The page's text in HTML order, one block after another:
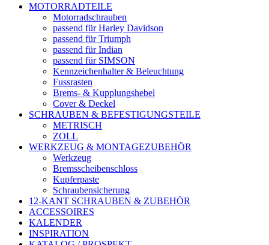
MOTORRADTEILE
Motorradschrauben
passend für Harley Davidson
passend für Triumph
passend für Indian
passend für SIMSON
Kennzeichenhalter & Beleuchtung
Fussrasten
Brems- & Kupplungshebel
Cover & Deckel
SCHRAUBEN & BEFESTIGUNGSTEILE
METRISCH
ZOLL
WERKZEUG & MONTAGEZUBEHÖR
Werkzeug
Bremsscheibenschloss
Kupferpaste
Schraubensicherung
12-KANT SCHRAUBEN & ZUBEHÖR
ACCESSOIRES
KALENDER
INSPIRATION